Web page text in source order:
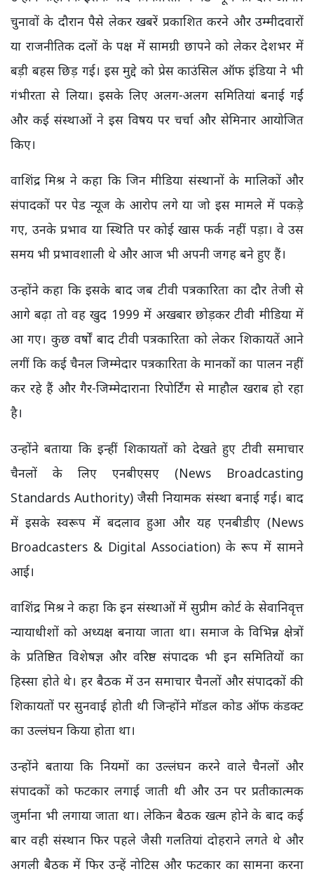
चुनावों के दौरान पैसे लेकर खबरें प्रकाशित करने और उम्मीदवारों
या राजनीतिक दलों के पक्ष में सामग्री छापने को लेकर देशभर में
बड़ी बहस छिड़ गई। इस मुद्दे को प्रेस काउंसिल ऑफ इंडिया ने भी
गंभीरता से लिया। इसके लिए अलग-अलग समितियां बनाई गईं
और कई संस्थाओं ने इस विषय पर चर्चा और सेमिनार आयोजित
किए।
वाशिंद्र मिश्र ने कहा कि जिन मीडिया संस्थानों के मालिकों और
संपादकों पर पेड न्यूज के आरोप लगे या जो इस मामले में पकड़े
गए, उनके प्रभाव या स्थिति पर कोई खास फर्क नहीं पड़ा। वे उस
समय भी प्रभावशाली थे और आज भी अपनी जगह बने हुए हैं।
उन्होंने कहा कि इसके बाद जब टीवी पत्रकारिता का दौर तेजी से
आगे बढ़ा तो वह खुद 1999 में अखबार छोड़कर टीवी मीडिया में
आ गए। कुछ वर्षों बाद टीवी पत्रकारिता को लेकर शिकायतें आने
लगीं कि कई चैनल जिम्मेदार पत्रकारिता के मानकों का पालन नहीं
कर रहे हैं और गैर-जिम्मेदाराना रिपोर्टिंग से माहौल खराब हो रहा
है।
उन्होंने बताया कि इन्हीं शिकायतों को देखते हुए टीवी समाचार
चैनलों के लिए एनबीएसए (News Broadcasting
Standards Authority) जैसी नियामक संस्था बनाई गई। बाद
में इसके स्वरूप में बदलाव हुआ और यह एनबीडीए (News
Broadcasters & Digital Association) के रूप में सामने
आई।
वाशिंद्र मिश्र ने कहा कि इन संस्थाओं में सुप्रीम कोर्ट के सेवानिवृत्त
न्यायाधीशों को अध्यक्ष बनाया जाता था। समाज के विभिन्न क्षेत्रों
के प्रतिष्ठित विशेषज्ञ और वरिष्ठ संपादक भी इन समितियों का
हिस्सा होते थे। हर बैठक में उन समाचार चैनलों और संपादकों की
शिकायतों पर सुनवाई होती थी जिन्होंने मॉडल कोड ऑफ कंडक्ट
का उल्लंघन किया होता था।
उन्होंने बताया कि नियमों का उल्लंघन करने वाले चैनलों और
संपादकों को फटकार लगाई जाती थी और उन पर प्रतीकात्मक
जुर्माना भी लगाया जाता था। लेकिन बैठक खत्म होने के बाद कई
बार वही संस्थान फिर पहले जैसी गलतियां दोहराने लगते थे और
अगली बैठक में फिर उन्हें नोटिस और फटकार का सामना करना